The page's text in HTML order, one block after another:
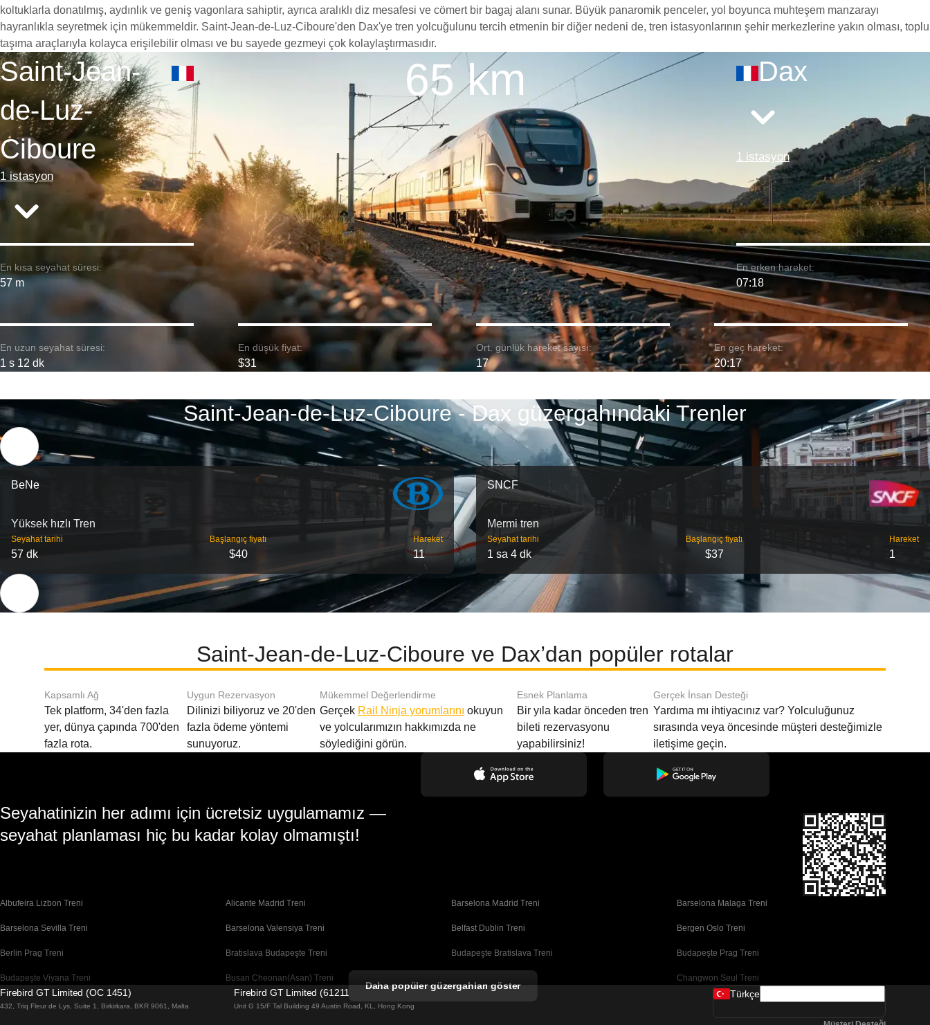
koltuklarla donatılmış, aydınlık ve geniş vagonlara sahiptir, ayrıca aralıklı diz mesafesi ve cömert bir bagaj alanı sunar. Büyük panaromik penceler, yol boyunca muhteşem manzarayı
hayranlıkla seyretmek için mükemmeldir. Saint-Jean-de-Luz-Ciboure'den Dax'ye tren yolcuğulunu tercih etmenin bir diğer nedeni de, tren istasyonlarının şehir merkezlerine yakın olması, toplu
taşıma araçlarıyla kolayca erişilebilir olması ve bu sayede gezmeyi çok kolaylaştırmasıdır.
Saint-Jean-
de-Luz-
Ciboure
1 istasyon
65 km Dax
1 istasyon
En kısa seyahat süresi:
57 m
En erken hareket:
07:18
En uzun seyahat süresi:
1 s 12 dk
En düşük fiyat:
$31
Ort. günlük hareket sayısı:
17
En geç hareket:
20:17
Saint-Jean-de-Luz-Ciboure - Dax güzergahındaki Trenler
BeNe
Yüksek hızlı Tren
Seyahat tarihi
57 dk
Başlangıç ​​fiyatı
$40
Hareket
11
SNCF
Mermi tren
Seyahat tarihi
1 sa 4 dk
Başlangıç ​​fiyatı
$37
Hareket
1
Saint-Jean-de-Luz-Ciboure ve Dax’dan popüler rotalar
Kapsamlı Ağ
Tek platform, 34'den fazla
yer, dünya çapında 700'den
fazla rota.
Uygun Rezervasyon
Dilinizi biliyoruz ve 20'den
fazla ödeme yöntemi
sunuyoruz.
Mükemmel Değerlendirme
Gerçek Rail Ninja yorumlarını okuyun
ve yolcularımızın hakkımızda ne
söylediğini görün.
Esnek Planlama
Bir yıla kadar önceden tren
bileti rezervasyonu
yapabilirsiniz!
Gerçek İnsan Desteği
Yardıma mı ihtiyacınız var? Yolculuğunuz
sırasında veya öncesinde müşteri desteğimizle
iletişime geçin.
Seyahatinizin her adımı için ücretsiz uygulamamız —
seyahat planlaması hiç bu kadar kolay olmamıştı!
Albufeira Lizbon Treni Alicante Madrid Treni Barselona Madrid Treni Barselona Malaga Treni
Barselona Sevilla Treni Barselona Valensiya Treni Belfast Dublin Treni Bergen Oslo Treni
Berlin Prag Treni Bratislava Budapeşte Treni Budapeşte Bratislava Treni Budapeşte Prag Treni
Budapeşte Viyana Treni Busan Cheonan(Asan) Treni Changwon Seul Treni
Cheonan(Asan) Busan Treni Coimbra Lizbon Treni
Daha popüler güzergahları göster
Firebird GT Limited (OC 1451)
432, Triq Fleur de Lys, Suite 1, Birkirkara, BKR 9061, Malta
Firebird GT Limited (61211989)
Unit G 15/F Tal Building 49 Austin Road, KL, Hong Kong
Türkçe